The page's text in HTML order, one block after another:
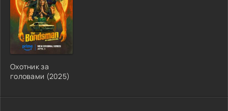
Охотник за
головами (2025)